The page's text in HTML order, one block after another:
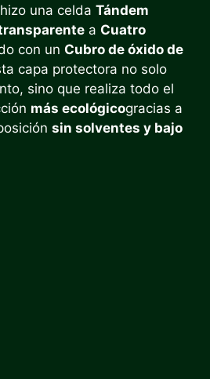
hizo una celda Tándem
a Cuatro
con un Cubro de óxido de
capa protectora no solo
sino que realiza todo el
más ecológicogracias a
sin solventes y bajo